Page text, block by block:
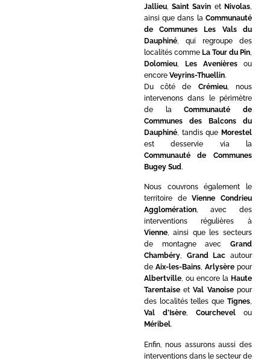
Jallieu,Saint Savin et Nivolas
ainsi que dans la Communauté
de Communes Les Vals du
Dauphiné, qui regroupe des
localités comme La Tour du Pin
Dolomieu, Les Avenièresou
encore Veyrins-Thuellin.
Du côté de Crémieu, nous
intervenons dans le périmètre
de laCommunauté de
Communes des Balcons du
Dauphiné, tandis que Morestel
est desservie via la
Communauté de Communes
Bugey Sud.
Nous couvrons également le
territoire deVienne Condrieu
Agglomération, avec des
interventions régulières à
Vienne, ainsi que les secteurs
de montagne avec Grand
Chambéry, Grand Lac autour
de Aix-les-Bains, Arlysèrepour
Albertville, ou encore la Haute
TarentaiseetVal Vanoisepour
des localités telles que Tignes,
Val d’Isère, Courchevelou
Méribel.
Enfin, nous assurons aussi des
interventions dans le secteur de